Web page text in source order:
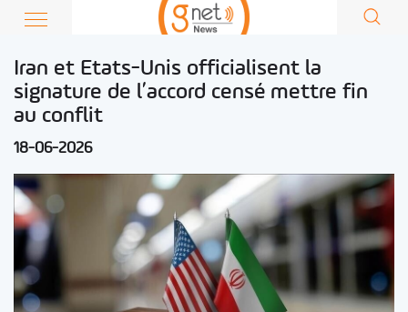
Iran et Etats-Unis officialisent la
signature de l’accord censé mettre fin
au conflit
18-06-2026